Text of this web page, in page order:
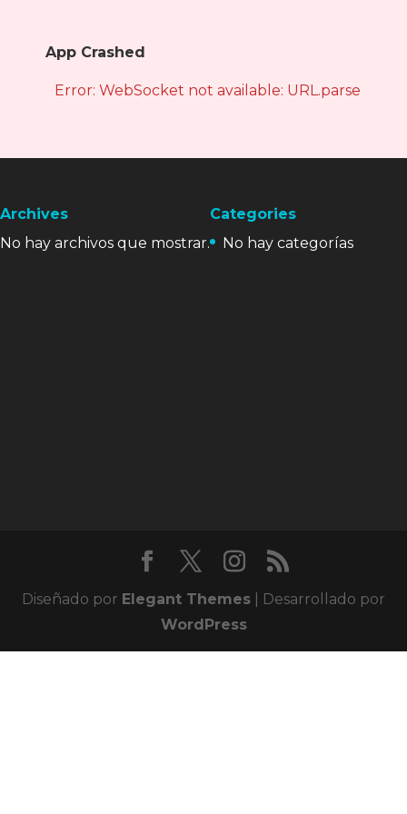
App Crashed
Error: WebSocket not available: URL.parse is
Archives
No hay archivos que mostrar.
Categories
No hay categorías
Diseñado por Elegant Themes | Desarrollado por
WordPress